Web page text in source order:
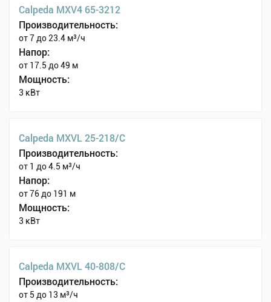
Calpeda MXV4 65-3212
Производительность:
от 7 до 23.4 м³/ч
Напор:
от 17.5 до 49 м
Мощность:
3 кВт
Calpeda MXVL 25-218/C
Производительность:
от 1 до 4.5 м³/ч
Напор:
от 76 до 191 м
Мощность:
3 кВт
Calpeda MXVL 40-808/C
Производительность:
от 5 до 13 м³/ч